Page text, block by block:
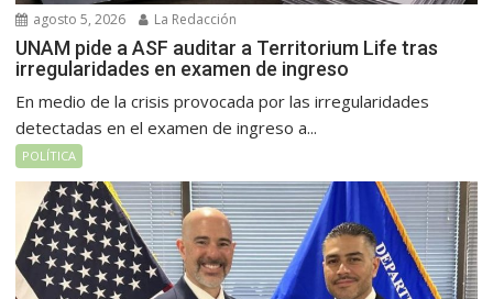
agosto 5, 2026 La Redacción
UNAM pide a ASF auditar a Territorium Life tras
irregularidades en examen de ingreso
En medio de la crisis provocada por las irregularidades
detectadas en el examen de ingreso a...
POLÍTICA